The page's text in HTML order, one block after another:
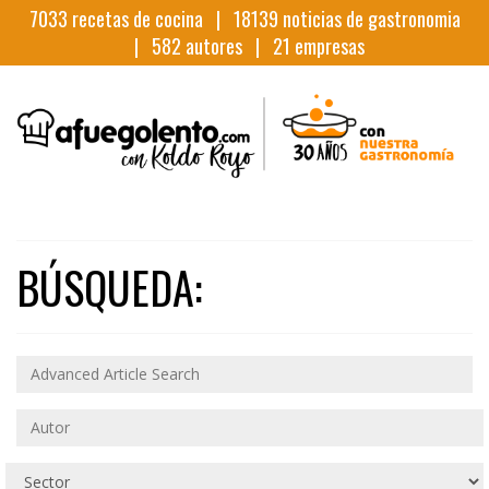
7033 recetas de cocina | 18139 noticias de gastronomia
| 582 autores | 21 empresas
BÚSQUEDA: